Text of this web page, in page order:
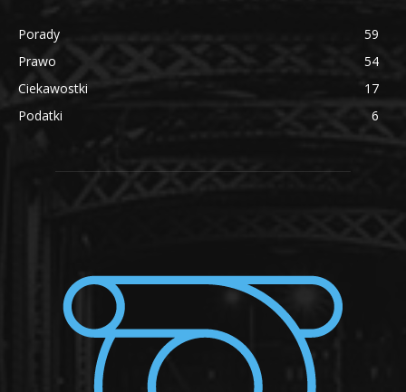
Porady
59
Prawo
54
Ciekawostki
17
Podatki
6